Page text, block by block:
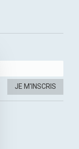
JE M'INSCRIS